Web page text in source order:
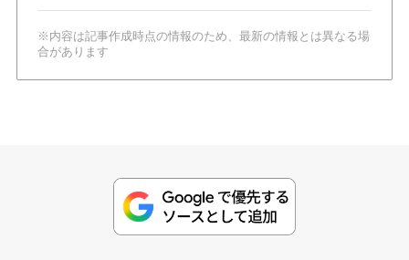
※内容は記事作成時点の情報のため、最新の情報とは異なる場
合があります